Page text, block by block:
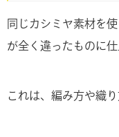
同じカシミヤ素材を
が全く違ったものに仕
これは、編み方や織